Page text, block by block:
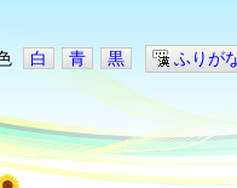
白 青 黒 ふりが